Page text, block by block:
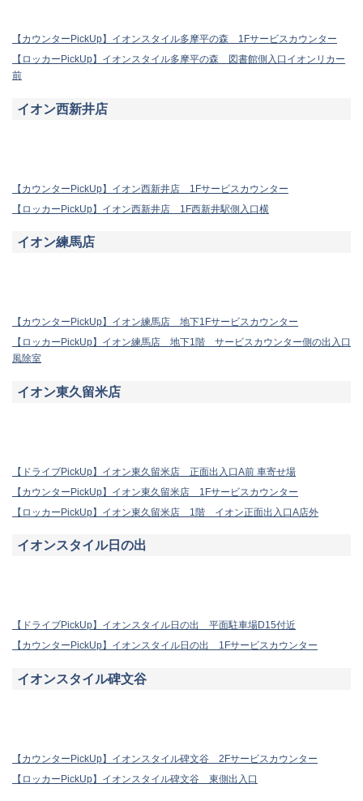
【カウンターPickUp】イオンスタイル多摩平の森 1Fサービスカウンター
【ロッカーPickUp】イオンスタイル多摩平の森 図書館側入口イオンリカー
前
【カウンターPickUp】イオン西新井店 1Fサービスカウンター
【ロッカーPickUp】イオン西新井店 1F西新井駅側入口横
イオン西新井店
【カウンターPickUp】イオン練馬店 地下1Fサービスカウンター
【ロッカーPickUp】イオン練馬店 地下1階 サービスカウンター側の出入口
風除室
イオン練馬店
【ドライブPickUp】イオン東久留米店 正面出入口A前 車寄せ場
【カウンターPickUp】イオン東久留米店 1Fサービスカウンター
【ロッカーPickUp】イオン東久留米店 1階 イオン正面出入口A店外
イオン東久留米店
【ドライブPickUp】イオンスタイル日の出 平面駐車場D15付近
【カウンターPickUp】イオンスタイル日の出 1Fサービスカウンター
イオンスタイル日の出
【カウンターPickUp】イオンスタイル碑文谷 2Fサービスカウンター
【ロッカーPickUp】イオンスタイル碑文谷 東側出入口
イオンスタイル碑文谷